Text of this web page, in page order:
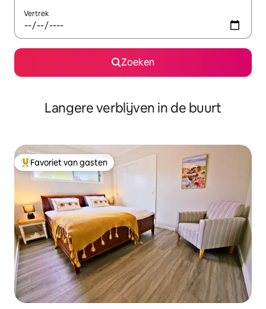
Vertrek
Zoeken
Langere verblijven in de buurt
Topfavoriet van gasten
Favoriet van gasten